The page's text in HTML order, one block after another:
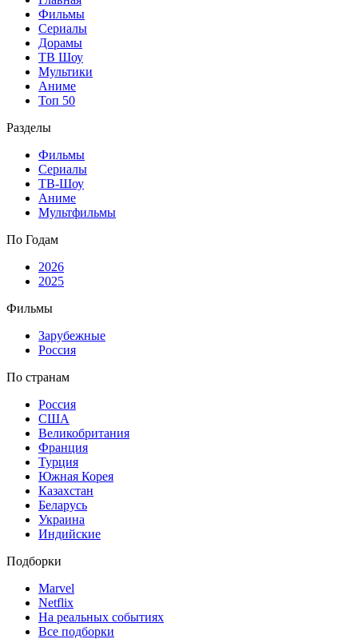
Фильмы
Сериалы
Дорамы
ТВ Шоу
Мультики
Аниме
Топ 50
Разделы
Фильмы
Сериалы
ТВ-Шоу
Аниме
Мультфильмы
По Годам
2026
2025
Фильмы
Зарубежные
Россия
По странам
Россия
США
Великобритания
Франция
Турция
Южная Корея
Казахстан
Беларусь
Украина
Индийские
Подборки
Marvel
Netflix
На реальных событиях
Все подборки